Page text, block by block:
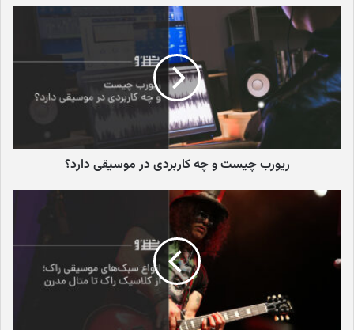
ممکن است صدای منحصر به فردی داشته باشند که گیتارهای جدید
با این حال، معایبی هم وجود دارد. بزرگترین ریسک در خرید گیتار دست
دوم، وجود مشکلات پنهان است. ممکن است گیتار دارای آسیب‌های
داخلی یا مشکلات فنی باشد که در نگاه اول قابل مشاهده نیستند.
همچنین، ممکن است گیتار نیاز به تعمیرات یا تنظیمات گران قیمتی
داشته باشد. بنابراین، برای جلوگیری از این مشکلات، باید با دقت و
ریورب چیست و چه کاربردی در موسیقی دارد؟